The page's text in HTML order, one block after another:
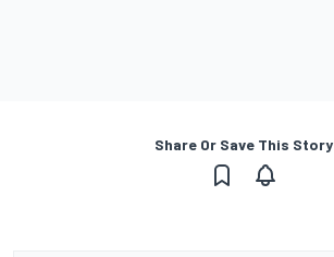
Share Or Save This Story